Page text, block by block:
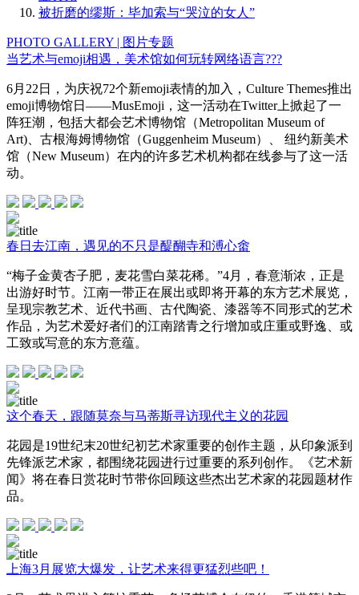
被折磨的缪斯：毕加索与“哭泣的女人”
PHOTO GALLERY | 图片专题
当艺术与emoji相遇，美术馆如何玩转网络语言???
6月22日，为庆祝72个新emoji表情的加入，Culture Themes推出
emoji博物馆日——MusEmoji，这一活动在Twitter上掀起了一
阵狂潮，包括大都会艺术博物馆（Metropolitan Museum of
Art)、古根海姆博物馆（Guggenheim Museum）、 纽约新美术
馆（New Museum）在内的许多艺术机构都在线参与了这一活
动。
春日去江南，遇见的不只是醍醐寺和溥心畬
“梅子金黄杏子肥，麦花雪白菜花稀。”4月，春意渐浓，正是
出游好时节。江南一带正在展出或即将开幕的东方艺术展览，
呈现宗教艺术、近代书画、古代陶瓷、漆器等不同形式的艺术
作品，为艺术爱好者们的江南踏青之行增加或庄重或野逸、或
工致或写意的东方意蕴。
这个春天，跟随莫奈与马蒂斯寻访现代主义的花园
花园是19世纪末20世纪初艺术家重要的创作主题，从印象派到
先锋派艺术家，都围绕花园进行过重要的系列创作。《艺术新
闻》将在春日赏花时节带你回顾这些杰出艺术家的花园题材作
品。
上海3月展览大爆发，让艺术来得更猛烈些吧！